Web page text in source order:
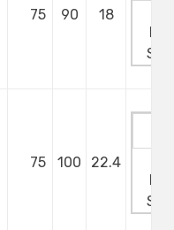
75 90 18
75 100 22.4